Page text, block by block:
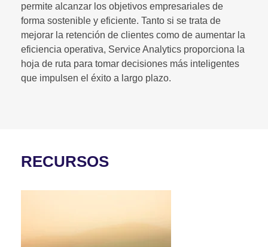
permite alcanzar los objetivos empresariales de
forma sostenible y eficiente. Tanto si se trata de
mejorar la retención de clientes como de aumentar la
eficiencia operativa, Service Analytics proporciona la
hoja de ruta para tomar decisiones más inteligentes
que impulsen el éxito a largo plazo.
RECURSOS